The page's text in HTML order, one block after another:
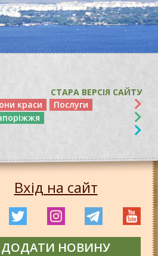
СТАРА ВЕРСІЯ САЙТУ
краси
Послуги
Вхід на сайт
ДОДАТИ НОВИНУ